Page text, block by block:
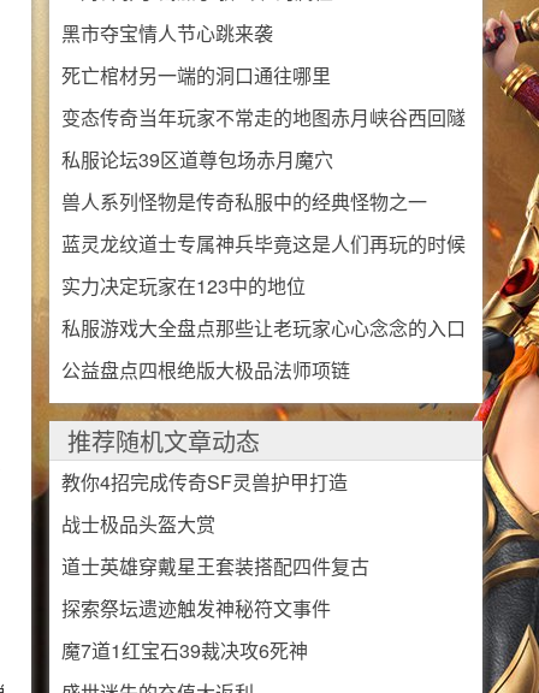
黑市夺宝情人节心跳来袭
死亡棺材另一端的洞口通往哪里
变态传奇当年玩家不常走的地图赤月峡谷西回隧
道
私服论坛39区道尊包场赤月魔穴
兽人系列怪物是传奇私服中的经典怪物之一
蓝灵龙纹道士专属神兵毕竟这是人们再玩的时候
执念所在
实力决定玩家在123中的地位
私服游戏大全盘点那些让老玩家心心念念的入口
公益盘点四根绝版大极品法师项链
推荐随机文章动态
教你4招完成传奇SF灵兽护甲打造
战士极品头盔大赏
道士英雄穿戴星王套装搭配四件复古
探索祭坛遗迹触发神秘符文事件
魔7道1红宝石39裁决攻6死神